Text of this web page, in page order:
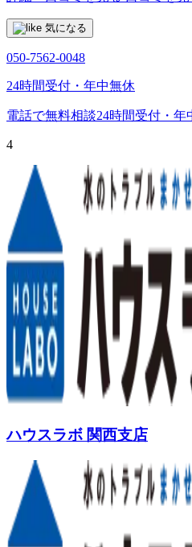
気になる
050-7562-0048
24時間受付・年中無休
電話で無料相談24時間受付・年
4
ハウスラボ 関西支店